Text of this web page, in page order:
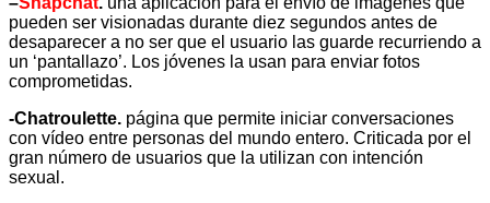
pueden ser visionadas durante diez segundos antes de
desaparecer a no ser que el usuario las guarde recurriendo a
un ‘pantallazo’. Los jóvenes la usan para enviar fotos
comprometidas.
-Chatroulette. página que permite iniciar conversaciones
con vídeo entre personas del mundo entero. Criticada por el
gran número de usuarios que la utilizan con intención
sexual.